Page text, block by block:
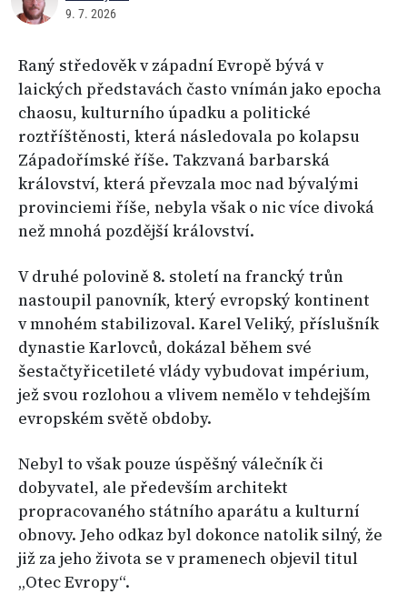
9. 7. 2026
Raný středověk v západní Evropě bývá v
laických představách často vnímán jako epocha
chaosu, kulturního úpadku a politické
roztříštěnosti, která následovala po kolapsu
Západořímské říše. Takzvaná barbarská
království, která převzala moc nad bývalými
provinciemi říše, nebyla však o nic více divoká
než mnohá pozdější království.
V druhé polovině 8. století na francký trůn
nastoupil panovník, který evropský kontinent
v mnohém stabilizoval. Karel Veliký, příslušník
dynastie Karlovců, dokázal během své
šestačtyřicetileté vlády vybudovat impérium,
jež svou rozlohou a vlivem nemělo v tehdejším
evropském světě obdoby.
Nebyl to však pouze úspěšný válečník či
dobyvatel, ale především architekt
propracovaného státního aparátu a kulturní
obnovy. Jeho odkaz byl dokonce natolik silný, že
již za jeho života se v pramenech objevil titul
„Otec Evropy“.